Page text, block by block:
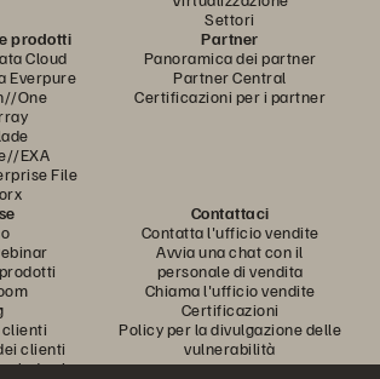
Settori
prodotti
Cloud
Everpure
One
EXA
File
Partner
Panoramica dei partner
Partner Central
Certificazioni per i partner
clienti
base
Contattaci
Contatta l'ufficio vendite
Avvia una chat con il
personale di vendita
Chiama l'ufficio vendite
Certificazioni
Policy per la divulgazione delle
vulnerabilità